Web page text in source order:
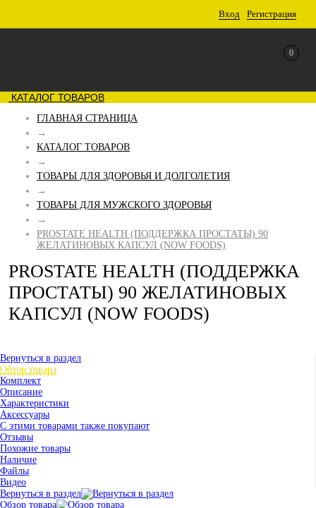
Вход Регистрация
0
КАТАЛОГ ТОВАРОВ
ГЛАВНАЯ СТРАНИЦА
→
КАТАЛОГ ТОВАРОВ
→
ТОВАРЫ ДЛЯ ЗДОРОВЬЯ И ДОЛГОЛЕТИЯ
→
ТОВАРЫ ДЛЯ МУЖСКОГО ЗДОРОВЬЯ
→
PROSTATE HEALTH (ПОДДЕРЖКА ПРОСТАТЫ) 90
ЖЕЛАТИНОВЫХ КАПСУЛ (NOW FOODS)
PROSTATE HEALTH (ПОДДЕРЖКА
ПРОСТАТЫ) 90 ЖЕЛАТИНОВЫХ
КАПСУЛ (NOW FOODS)
Вернуться в раздел
Обзор товара
Комплект
Описание
Характеристики
Аксессуары
С этими товарами также покупают
Отзывы
Похожие товары
Наличие
Файлы
Видео
Вернуться в раздел
Обзор товара